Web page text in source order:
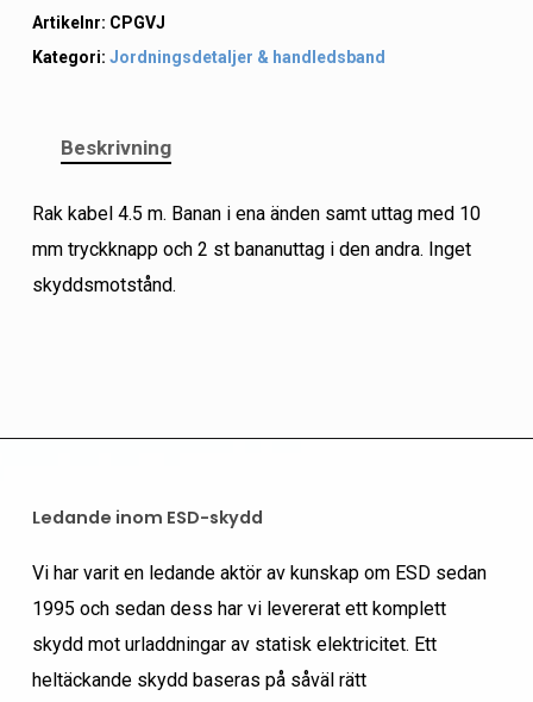
Artikelnr: CPGVJ
Kategori: Jordningsdetaljer & handledsband
Beskrivning
Rak kabel 4.5 m. Banan i ena änden samt uttag med 10
mm tryckknapp och 2 st bananuttag i den andra. Inget
skyddsmotstånd.
Ledande inom ESD-skydd
Vi har varit en ledande aktör av kunskap om ESD sedan
1995 och sedan dess har vi levererat ett komplett
skydd mot urladdningar av statisk elektricitet. Ett
heltäckande skydd baseras på såväl rätt